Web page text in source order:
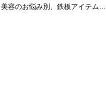
美容のお悩み別、鉄板アイテム…